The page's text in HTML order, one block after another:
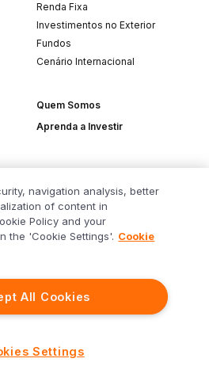
Renda Fixa
Investimentos no Exterior
Fundos
Cenário Internacional
Quem Somos
Aprenda a Investir
navigation analysis, better
of content in
Policy and your
the 'Cookie Settings'. Cookie
All Cookies
Settings